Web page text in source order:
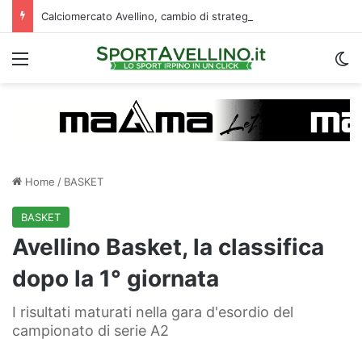
Menu
Home / BASKET
BASKET
Avellino Basket, la classifica
dopo la 1° giornata
I risultati maturati nella gara d'esordio del
campionato di serie A2